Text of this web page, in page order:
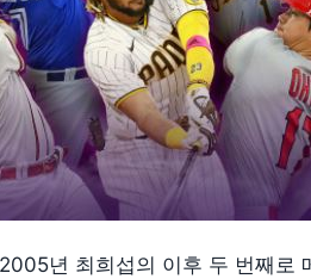
년 최희섭의 이후 두 번째로